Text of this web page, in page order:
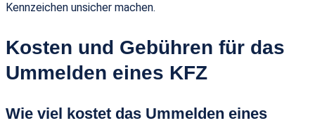
Kennzeichen unsicher machen.
Kosten und Gebühren für das
Ummelden eines KFZ
Wie viel kostet das Ummelden eines